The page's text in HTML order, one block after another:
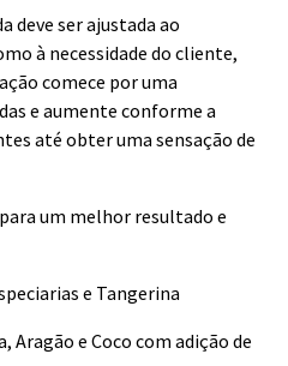
deve ser ajustada ao
à necessidade do cliente,
comece por uma
e aumente conforme a
até obter uma sensação de
um melhor resultado e
e Tangerina
Aragão e Coco com adição de